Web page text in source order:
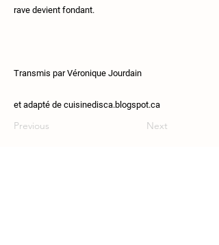
rave devient fondant.
Transmis par Véronique Jourdain
et adapté de cuisinedisca.blogspot.ca
Previous Next